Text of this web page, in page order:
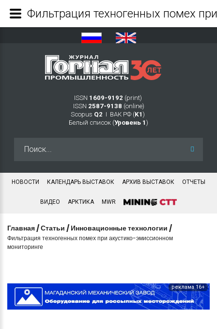
ISSN 1609-9192 (print)
ISSN 2587-9138 (online)
Scopus Q2 Ι ВАК РФ (K1 )
Белый список (Уровень 1 )
НОВОСТИ КАЛЕНДАРЬ ВЫСТАВОК АРХИВ ВЫСТАВОК ОТЧЕТЫ
ВИДЕО АРКТИКА MWR
Главная /Статьи / Инновационные технологии /
Фильтрация техногенных помех при акустико-эмиссионном
мониторинге
реклама 16+